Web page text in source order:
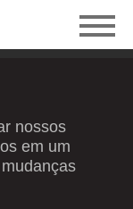
nossos
em um